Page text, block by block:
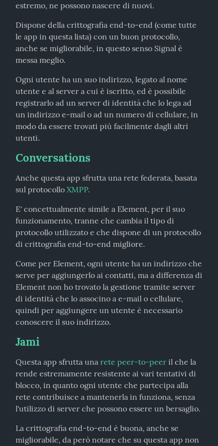
estremo, ne possono nascere di nuovi.
Dispone della crittografia end-to-end (come tutte
le app in questa lista) con un buon protocollo,
anche se migliorabile, in questo senso Signal è
messa meglio.
Ogni utente ha un suo indirizzo, legato al nome
utente e al server a cui è iscritto, ed è possibile
registrarlo ad un server di identità che lo lega ad
un indirizzo e-mail o ad un numero di cellulare, in
modo da essere trovati più facilmente dagli altri
utenti.
Conversations
Anche questa app sfrutta una rete federata, basata
sul protocollo XMPP.
E' concettualmente simile a Element, per il suo
funzionamento, tranne che cambia il tipo di
protocollo utilizzato e che dispone di un protocollo
di crittografia end-to-end migliore.
Come per Element, ogni utente ha un indirizzo che
serve per aggiungerlo ai contatti, ma a differenza di
Element non ho trovato la gestione tramite server
di identità che lo associno a e-mail o cellulare,
quindi per aggiungere un utente è necessario
conoscere il suo indirizzo.
Jami
Questa app sfrutta una rete peer-to-peer il che la
rende estremamente resistente ai vari tentativi di
blocco, in quanto ogni utente che partecipa alla
rete contribuisce a mantenerla in funziona, senza
l'utilizzo di server che possono essere un bersaglio.
La crittografia end-to-end è buona, anche se
migliorabile, da però notare che su questa app non